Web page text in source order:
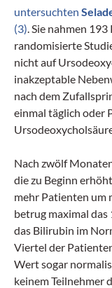
untersuchten
(3) . Sie nahmen
randomisierte
nicht auf
inakzeptable
nach dem
einmal täglich oder
Nach zwölf
die zu Beginn
mehr Patienten um
betrug maximal das
das Bilirubin im
Viertel der
Wert sogar
keinem Teilnehmer